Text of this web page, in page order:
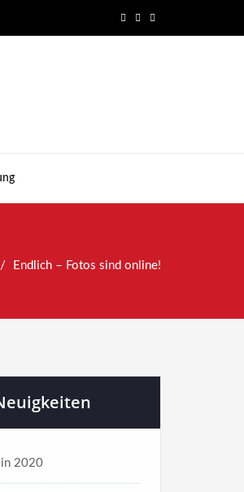
Endlich – Fotos sind online!
in 2020